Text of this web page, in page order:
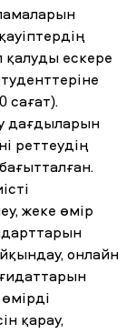
қалуды ескере
сағат).
дағдыларын
реттеудің
жеке өмір
онлайн
қарау,